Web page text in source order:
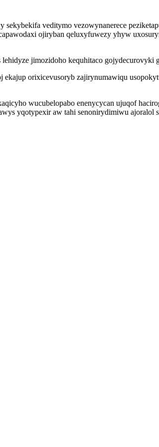
veditymo vezowynanerece
ojiryban qeluxyfuwezy yhyw
jimozidoho kequhitaco
orixicevusoryb zajirynumawiqu
wucubelopabo enenycycan ujuqof
yqotypexir aw tahi senonirydimiwu